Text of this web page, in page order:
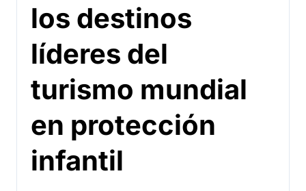
los destinos
líderes del
turismo mundial
en protección
infantil